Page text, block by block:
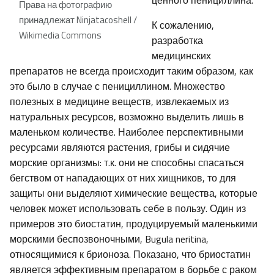
Права на фотографию
принадлежат Ninjatacoshell /
Wikimedia Commons
К сожалению,
разработка
медицинских
препаратов не всегда происходит таким образом, как
это было в случае с пенициллином. Множество
полезных в медицине веществ, извлекаемых из
натуральных ресурсов, возможно выделить лишь в
маленьком количестве. Наиболее перспективными
ресурсами являются растения, грибы и сидячие
морские организмы: т.к. они не способны спасаться
бегством от нападающих от них хищников, то для
защиты они выделяют химические вещества, которые
человек может использовать себе в пользу. Один из
примеров это биостатин, продуцируемый маленькими
морскими беспозвоночными, Bugula neritina,
относящимися к брионоза. Показано, что бриостатин
является эффективным препаратом в борьбе с раком